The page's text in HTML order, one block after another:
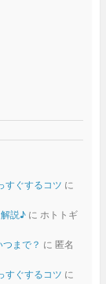
すぐするコツ に
説♪に ホトトギ
まで？ に 匿名
すぐするコツ に